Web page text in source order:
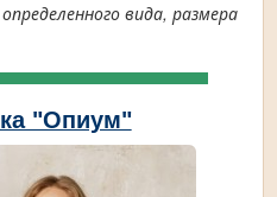
вида, размера
"Опиум"